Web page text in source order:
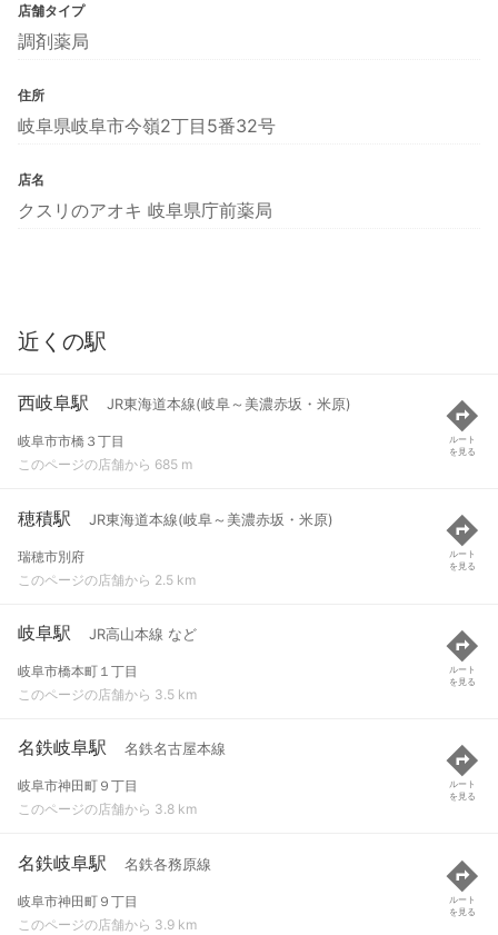
店舗タイプ
調剤薬局
住所
岐阜県岐阜市今嶺2丁目5番32号
店名
クスリのアオキ 岐阜県庁前薬局
近くの駅
西岐阜駅 JR東海道本線(岐阜～美濃赤坂・米原)
岐阜市市橋３丁目
このページの店舗から 685 m
ルート
を見る
穂積駅 JR東海道本線(岐阜～美濃赤坂・米原)
瑞穂市別府
このページの店舗から 2.5 km
ルート
を見る
岐阜駅 JR高山本線 など
岐阜市橋本町１丁目
このページの店舗から 3.5 km
ルート
を見る
名鉄岐阜駅 名鉄名古屋本線
岐阜市神田町９丁目
このページの店舗から 3.8 km
ルート
を見る
名鉄岐阜駅 名鉄各務原線
岐阜市神田町９丁目
このページの店舗から 3.9 km
ルート
を見る